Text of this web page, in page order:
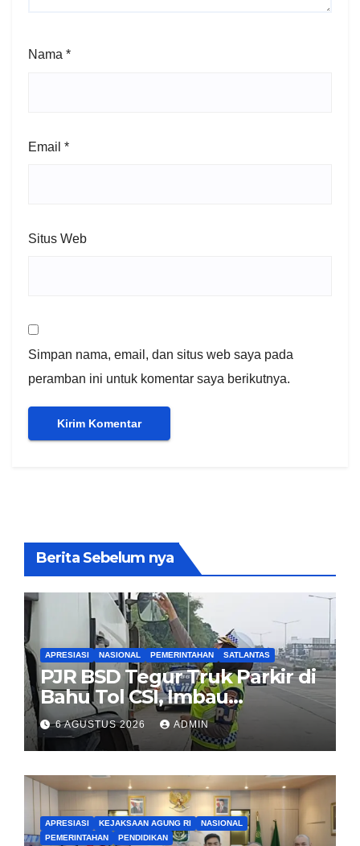
Nama *
Email *
Situs Web
Simpan nama, email, dan situs web saya pada
peramban ini untuk komentar saya berikutnya.
Berita Sebelum nya
APRESIASI NASIONAL PEMERINTAHAN SATLANTAS
PJR BSD Tegur Truk Parkir di
Bahu Tol CSI, Imbau
Pengendara Tertib
6 AGUSTUS 2026 ADMIN
APRESIASI KEJAKSAAN AGUNG RI
NASIONAL
PEMERINTAHAN
PENDIDIKAN